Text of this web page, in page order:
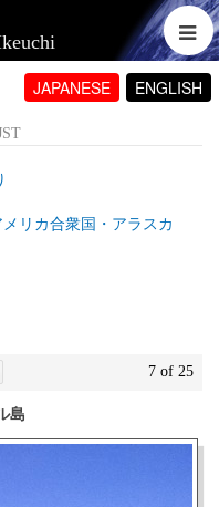
JAPANESE ENGLISH
・アラスカ
7 of 25
島